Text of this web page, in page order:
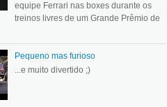
equipe Ferrari nas boxes durante os
treinos livres de um Grande Prêmio de
Pequeno mas furioso
...e muito divertido ;)